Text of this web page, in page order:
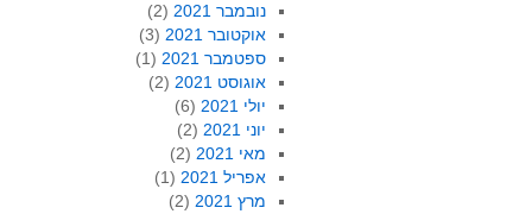
נובמבר 2021
(2)
אוקטובר 2021
(3)
ספטמבר 2021
(1)
אוגוסט 2021
(2)
יולי 2021
(6)
יוני 2021
(2)
מאי 2021
(2)
אפריל 2021
(1)
מרץ 2021
(2)